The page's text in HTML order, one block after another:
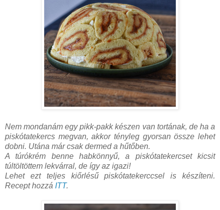
Nem mondanám egy pikk-pakk készen van tortának, de ha a
piskótatekercs megvan, akkor tényleg gyorsan össze lehet
dobni. Utána már csak dermed a hűtőben.
A túrókrém benne habkönnyű, a piskótatekercset kicsit
túltöltöttem lekvárral, de így az igazi!
Lehet ezt teljes kiőrlésű piskótatekerccsel is készíteni.
Recept hozzá ITT.